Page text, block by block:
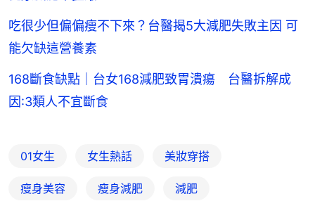
吃很少但偏偏瘦不下來？台醫揭5大減肥失敗主因 可
能欠缺這營養素
168斷食缺點｜台女168減肥致胃潰瘍 台醫拆解成
因:3類人不宜斷食
01女生 女生熱話 美妝穿搭
瘦身美容 瘦身減肥 減肥